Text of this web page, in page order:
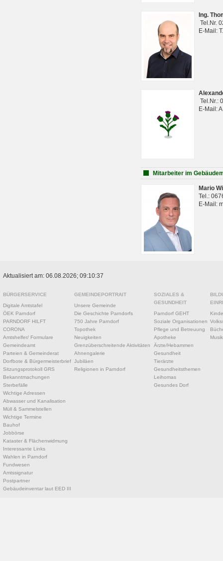
Ing.
Tel.Nr.
E-Mail:
Tel.Nr.:
E-Mail:
Mitarbeiter im
Mario
Tel.:
E-Mail:
Aktualisiert am: 06.08.2026; 09:10:37
BÜRGERSERVICE
Digitale Amtstafel
ÖEK Parndorf
PARNDORF HILFT
CORONA
Amtshelfer/ Formulare
Gemeindeamt
Parteien & Gemeinderat
Dorfbote & Bürgermeisterbrief
Sitzungsprotokoll GRS
Bekanntmachungen
Sterbefälle
Wichtige Adressen
Abwasser und Kanalisation
Müll & Sammelstellen
Wichtige Termine
Bauhof
Jobbörse
Kataster & Flächenwidmung
Interessante Links
Wahlen in Parndorf
Fundwesen
Amtssignatur
Postpartner
Gebäudeinventar laut EED III
GEMEINDEPORTRAIT
Unsere Gemeinde
Die Geschichte Parndorfs
750 Jahre Parndorf
Topothek
Neuigkeiten
Grenzüberschreitende Aktivitäten
Ahnengalerie
Jubiläen
Religionen in Parndorf
SOZIALES &
GESUNDHEIT
Parndorf GEHT
Soziale Organisationen
Pflege und Betreuung
Apotheke
Ärzte/Hebammen
Gesundheit
Tierärzte
Gesundheitsthemen
Leihomas
Gesundes Dorf